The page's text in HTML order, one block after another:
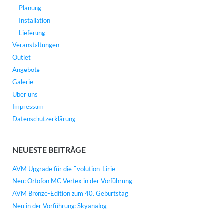
Planung
Installation
Lieferung
Veranstaltungen
Outlet
Angebote
Galerie
Über uns
Impressum
Datenschutzerklärung
NEUESTE BEITRÄGE
AVM Upgrade für die Evolution-Linie
Neu: Ortofon MC Vertex in der Vorführung
AVM Bronze-Edition zum 40. Geburtstag
Neu in der Vorführung: Skyanalog